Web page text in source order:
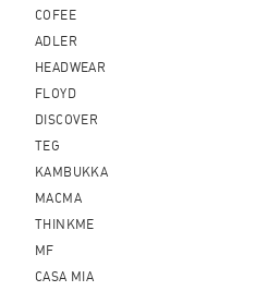
COFEE
ADLER
HEADWEAR
FLOYD
DISCOVER
TEG
KAMBUKKA
MACMA
THINKME
MF
CASA MIA